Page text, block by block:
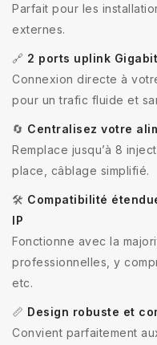
Parfait pour les
externes.
🔗 2 ports uplink Gigabit
Connexion directe à
pour un trafic fluide et
🔄 Centralisez votre
Remplace jusqu’à 8
place, câblage simplifié.
🛠️ Compatibilité
IP
Fonctionne avec la
professionnelles, y
etc.
📏 Design robuste et
Convient parfaitement